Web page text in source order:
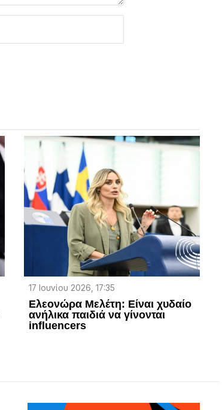
17 Ιουνίου 2026, 17:35
Ελεονώρα Μελέτη: Είναι χυδαίο
ανήλικα παιδιά να γίνονται
influencers